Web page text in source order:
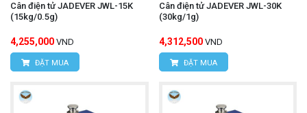
Cân điện tử JADEVER JWL-15K
(15kg/0.5g)
4,255,000 VND
ĐẶT MUA
Cân điện tử JADEVER JWL-30K
(30kg/1g)
4,312,500 VND
ĐẶT MUA